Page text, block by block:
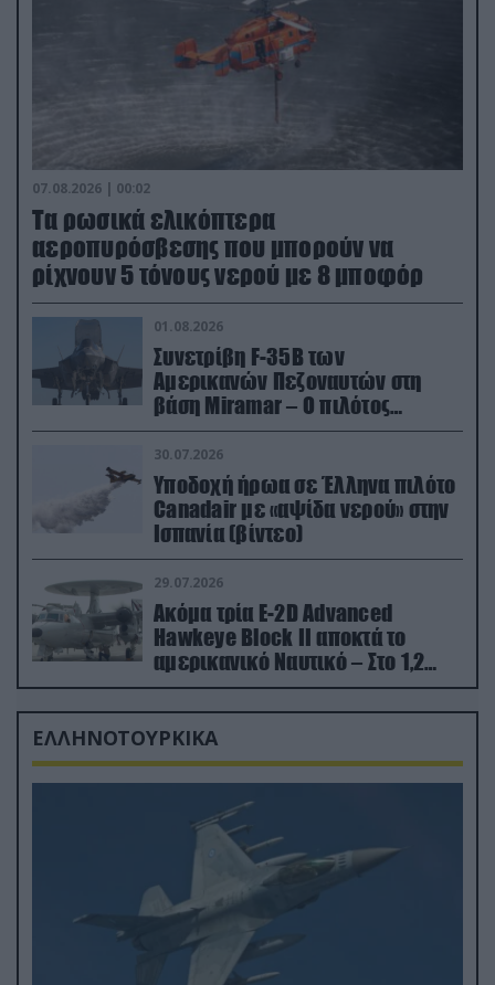
07.08.2026 | 00:02
Τα ρωσικά ελικόπτερα
αεροπυρόσβεσης που μπορούν να
ρίχνουν 5 τόνους νερού με 8 μποφόρ
01.08.2026
Συνετρίβη F-35B των
Αμερικανών Πεζοναυτών στη
βάση Miramar – Ο πιλότος
εκτινάχθηκε εγκαίρως
30.07.2026
Υποδοχή ήρωα σε Έλληνα πιλότο
Canadair με «αψίδα νερού» στην
Ισπανία (βίντεο)
29.07.2026
Ακόμα τρία E-2D Advanced
Hawkeye Block II αποκτά το
αμερικανικό Ναυτικό – Στο 1,2
δισ.δολάρια το κόστος
ΕΛΛΗΝΟΤΟΥΡΚΙΚΑ